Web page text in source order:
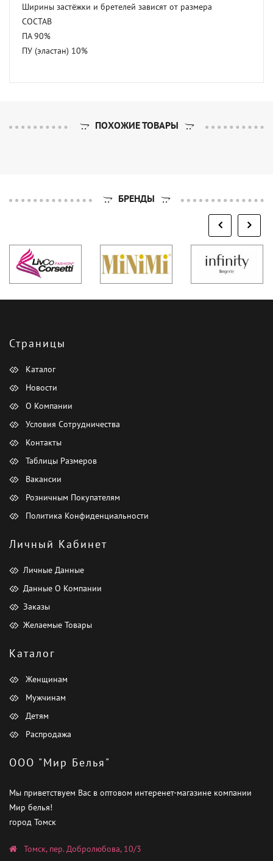
Ширины застёжки и бретелей зависят от размера
СОСТАВ
ПА 90%
ПУ (эластан) 10%
ПОХОЖИЕ ТОВАРЫ
БРЕНДЫ
Страницы
Каталог
Новости
О Компании
Условия Сотрудничества
Контакты
Таблицы Размеров
Вакансии
Розничным Покупателям
Политика Конфиденциальности
Личный Кабинет
Личные Данные
Данные О Компании
Заказы
Желаемые Товары
Каталог
Женщинам
Мужчинам
Детям
Распродажа
ООО "Мир Белья"
Мы приветствуем Вас в оптовом интеренет-магазине компании
Мир белья!
город Томск
Томск, пер. Добролюбова, 10/3